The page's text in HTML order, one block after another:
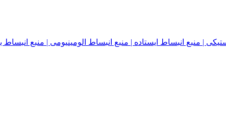
| منبع انبساط ایستاده | منبع انبساط الومینیومی | منبع انبساط بسته |